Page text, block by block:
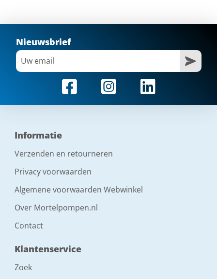
Nieuwsbrief
Informatie
Verzenden en retourneren
Privacy voorwaarden
Algemene voorwaarden Webwinkel
Over Mortelpompen.nl
Contact
Klantenservice
Zoek